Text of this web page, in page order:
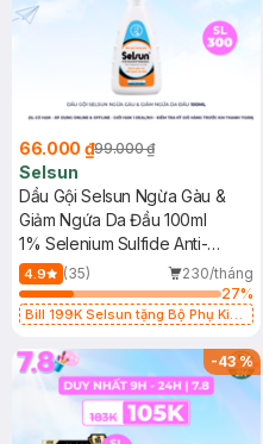
66.000 ₫99.000 ₫
Selsun
Dầu Gội Selsun Ngừa Gàu &
Giảm Ngứa Da Đầu 100ml
1% Selenium Sulfide Anti-
Dandruff Shampoo
4.9 (35)
230/tháng
27%
Bill 199K Selsun tặng Bộ Phụ Kiện
-43%